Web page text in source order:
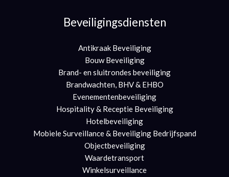
Beveiligingsdiensten
Antikraak Beveiliging
Bouw Beveiliging
Brand- en sluitrondes beveiliging
Brandwachten, BHV & EHBO
Evenementenbeveiliging
Hospitality & Receptie Beveiliging
Hotelbeveiliging
Mobiele Surveillance & Beveiliging Bedrijfspand
Objectbeveiliging
Waardetransport
Winkelsurveillance